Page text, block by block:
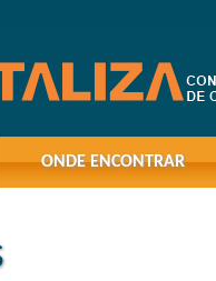
ONDE ENCONTRAR